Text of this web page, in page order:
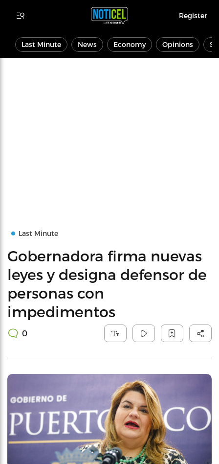
Register
Last Minute News Economy Opinions
Last Minute
Gobernadora firma nuevas
leyes y designa defensor de
personas con
impedimentos
0